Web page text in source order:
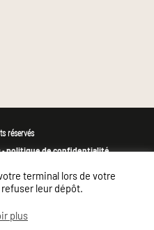
réservés
-politique de confidentialité
WEB
terminal lors de votre
leur dépôt.
plus